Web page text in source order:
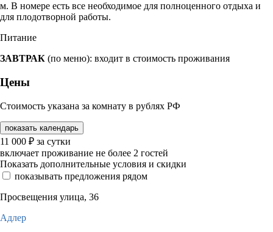
м. В номере есть все необходимое для полноценного отдыха и
для плодотворной работы.
Питание
ЗАВТРАК (по меню): входит в стоимость проживания
Цены
Стоимость указана за комнату в рублях РФ
показать календарь
11 000 ₽ за сутки
включает проживание не более 2 гостей
Показать дополнительные условия и скидки
показывать предложения рядом
Просвещения улица, 36
Адлер